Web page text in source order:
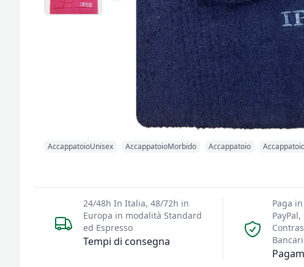
AccappatoioUnisex AccappatoioMorbido Accappatoio
Tempi di consegna
24/48h In Italia, 48/72h in
Europa in modalità Standard
ed Espresso
Paga